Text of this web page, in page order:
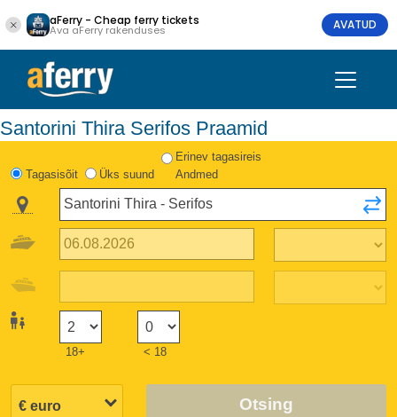
aFerry - Cheap ferry tickets
Ava aFerry rakenduses AVATUD
Santorini Thira Serifos Praamid
Tagasisõit Üks suund
Erinev tagasireis
Andmed
18+ < 18
Otsing